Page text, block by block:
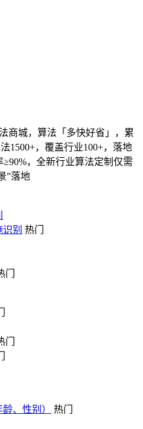
商城，算法「多快好省」，累
1500+，覆盖行业100+，落地
，全新行业算法定制仅需
”落地
别 热门
门
门
、性别）
热门